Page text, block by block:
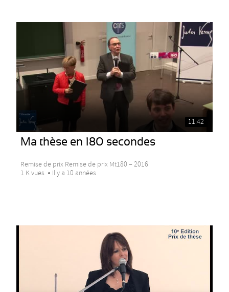
11:42
Ma thèse en 180 secondes
Remise de prix Remise de prix Mt180 – 2016
1 K vues
Il y a 10 années